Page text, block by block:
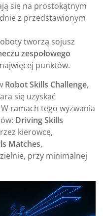
się na prostokątnym
z przedstawionym
tworzą sojusz
zespołowego
punktów.
Robot Skills Challenge,
się uzyskać
ramach tego wyzwania
Driving Skills
kierowcę,
Matches,
przy minimalnej